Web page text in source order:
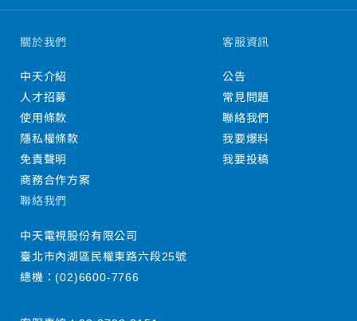
關於我們
中天介紹
人才招募
使用條款
隱私權條款
免責聲明
商務合作方案
客服資訊
公告
常見問題
聯絡我們
我要爆料
我要投稿
聯絡我們
中天電視股份有限公司
臺北市內湖區民權東路六段25號
總機：(02)6600-7766